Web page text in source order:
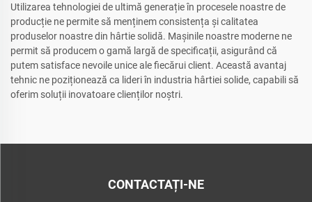
Utilizarea tehnologiei de ultimă generație în procesele noastre de
producție ne permite să menținem consistența și calitatea
produselor noastre din hârtie solidă. Mașinile noastre moderne ne
permit să producem o gamă largă de specificații, asigurând că
putem satisface nevoile unice ale fiecărui client. Această avantaj
tehnic ne poziționează ca lideri în industria hârtiei solide, capabili să
oferim soluții inovatoare clienților noștri.
CONTACTAȚI-NE